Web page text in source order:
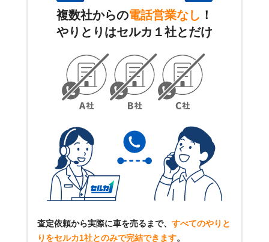
複数社からの電話営業なし ！
やりとりはセルカ１社とだけ
査定依頼から実際に車を売るまで、 すべてのやりと
りをセルカ1社とのみで完結できます。